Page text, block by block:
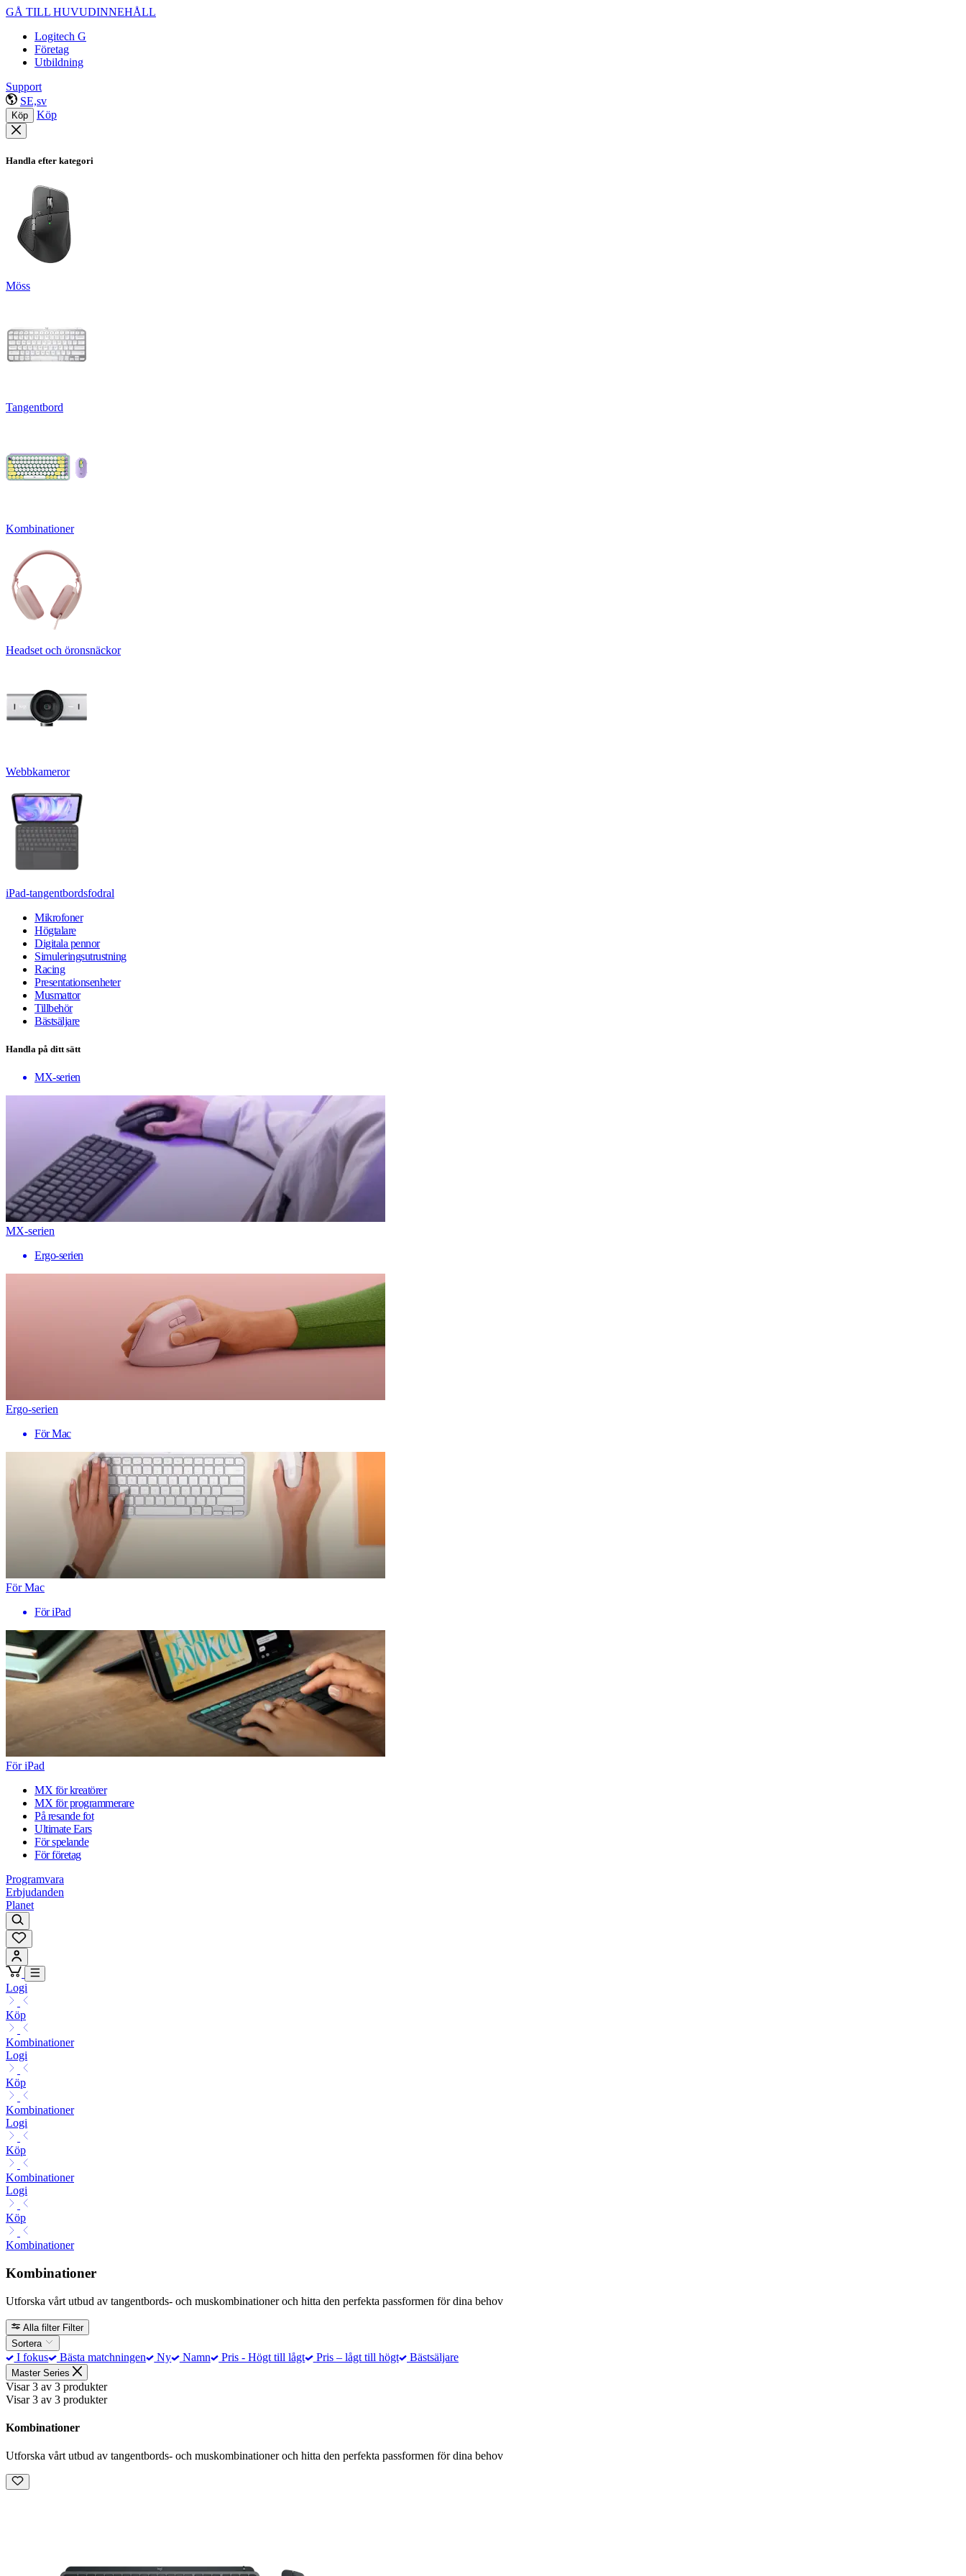
GÅ TILL HUVUDINNEHÅLL
Logitech G
Företag
Utbildning
Support
SE,sv
Köp Köp
Handla efter kategori
Möss
Tangentbord
Kombinationer
Headset och öronsnäckor
Webbkameror
iPad-tangentbordsfodral
Mikrofoner
Högtalare
Digitala pennor
Simuleringsutrustning
Racing
Presentationsenheter
Musmattor
Tillbehör
Bästsäljare
Handla på ditt sätt
MX-serien
MX-serien
Ergo-serien
Ergo-serien
För Mac
För Mac
För iPad
För iPad
MX för kreatörer
MX för programmerare
På resande fot
Ultimate Ears
För spelande
För företag
Programvara
Erbjudanden
Planet
Logi
Köp
Kombinationer
Logi
Köp
Kombinationer
Logi
Köp
Kombinationer
Logi
Köp
Kombinationer
Kombinationer
Utforska vårt utbud av tangentbords- och muskombinationer och hitta den perfekta passformen för dina behov
Alla filter Filter
Sortera
I fokus Bästa matchningen Ny Namn Pris - Högt till lågt Pris – lågt till högt Bästsäljare
Master Series
Visar 3 av 3 produkter
Visar 3 av 3 produkter
Kombinationer
Utforska vårt utbud av tangentbords- och muskombinationer och hitta den perfekta passformen för dina behov